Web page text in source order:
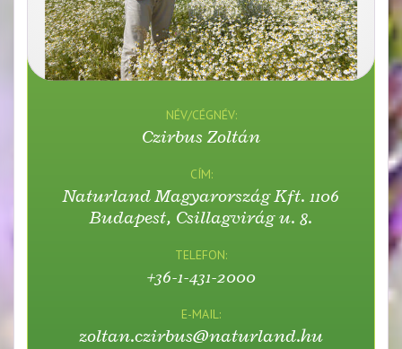
NÉV/CÉGNÉV:
Czirbus Zoltán
CÍM:
Naturland Magyarország Kft. 1106
Budapest, Csillagvirág u. 8.
TELEFON:
+36-1-431-2000
E-MAIL:
zoltan.czirbus@naturland.hu